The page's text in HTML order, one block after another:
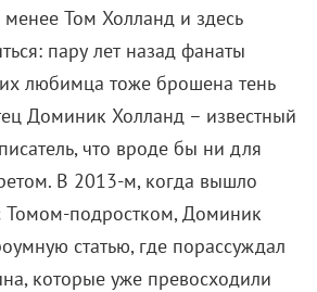
Том Холланд и здесь
пару лет назад фанаты
любимца тоже брошена тень
Доминик Холланд – известный
что вроде бы ни для
В 2013-м, когда вышло
Томом-подростком, Доминик
статью, где порассуждал
которые уже превосходили